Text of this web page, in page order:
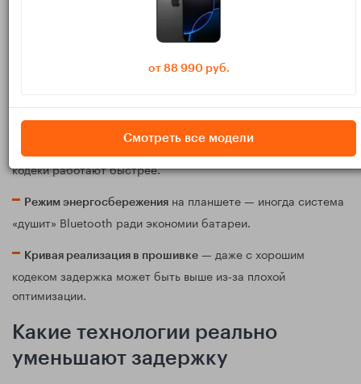
Откуда берётся эта задержка:
— старые чипы (5.0 и ниже) чаще дают
добавляет больше всего задержки; более продвинутые
кодеки работают быстрее.
Режим энергосбережения на планшете — иногда система
«душит» Bluetooth ради экономии батареи.
Кривая реализация в прошивке — даже с хорошим
кодеком задержка может быть выше из‑за плохой
оптимизации.
Какие технологии реально
уменьшают задержку
от 88 990 руб.
Смотреть все модели